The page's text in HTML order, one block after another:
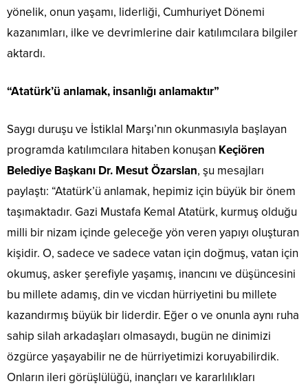
yönelik, onun yaşamı, liderliği, Cumhuriyet Dönemi
kazanımları, ilke ve devrimlerine dair katılımcılara bilgiler
aktardı.
“Atatürk’ü anlamak, insanlığı anlamaktır”
Saygı duruşu ve İstiklal Marşı’nın okunmasıyla başlayan
programda katılımcılara hitaben konuşan Keçiören
Belediye Başkanı Dr. Mesut Özarslan, şu mesajları
paylaştı: “Atatürk’ü anlamak, hepimiz için büyük bir önem
taşımaktadır. Gazi Mustafa Kemal Atatürk, kurmuş olduğu
milli bir nizam içinde geleceğe yön veren yapıyı oluşturan
kişidir. O, sadece ve sadece vatan için doğmuş, vatan için
okumuş, asker şerefiyle yaşamış, inancını ve düşüncesini
bu millete adamış, din ve vicdan hürriyetini bu millete
kazandırmış büyük bir liderdir. Eğer o ve onunla aynı ruha
sahip silah arkadaşları olmasaydı, bugün ne dinimizi
özgürce yaşayabilir ne de hürriyetimizi koruyabilirdik.
Onların ileri görüşlülüğü, inançları ve kararlılıkları